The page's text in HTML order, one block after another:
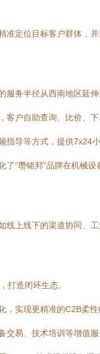
准定位目标客户群体，
服务半径从西南地区延
客户自助查询、比价、
指导等方式，提供7x24
了“瓒铭邦”品牌在机械
线上线下的渠道协同、
打造闭环生态。
，实现更精准的C2B柔性
交易、技术培训等增值